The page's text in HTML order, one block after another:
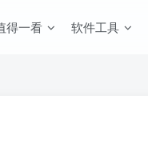
得一看 软件工具